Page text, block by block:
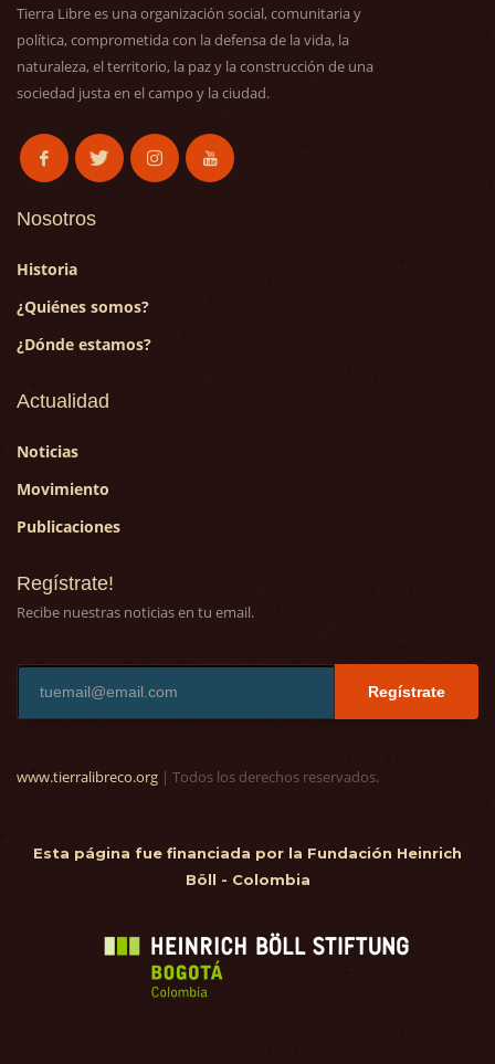
Tierra Libre es una organización social, comunitaria y
política, comprometida con la defensa de la vida, la
naturaleza, el territorio, la paz y la construcción de una
sociedad justa en el campo y la ciudad.
Nosotros
Historia
¿Quiénes somos?
¿Dónde estamos?
Actualidad
Noticias
Movimiento
Publicaciones
Regístrate!
Recibe nuestras noticias en tu email.
Regístrate
www.tierralibreco.org | Todos los derechos reservados.
Esta página fue financiada por la Fundación Heinrich
Böll - Colombia